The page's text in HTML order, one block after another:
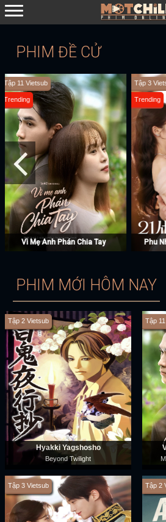
PHIM ĐỀ CỬ
Hoàn Tất (29/29) Vietsub + Thuyết Minh
Trending
Nguyệt Lân Ỷ Kỷ
Hoàn
Trending
PHIM MỚI HÔM NAY
Tập 2 Vietsub
Hyakki Yagshosho
Beyond Twilight
Tập
Tập 3 Vietsub Tập 2